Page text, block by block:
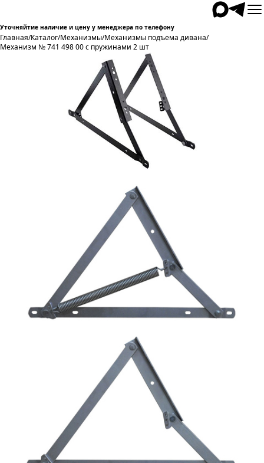
Уточняйтие наличие и цену у менеджера по телефону
Главная/Каталог/Механизмы/Механизмы подъема дивана/
Механизм № 741 498 00 с пружинами 2 шт